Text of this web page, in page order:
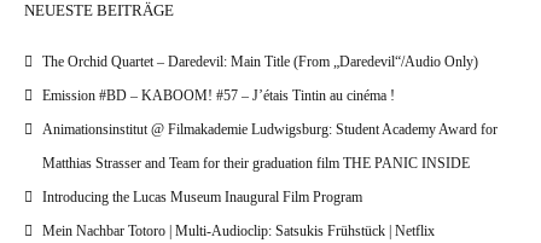
NEUESTE BEITRÄGE
The Orchid Quartet – Daredevil: Main Title (From „Daredevil“/Audio Only)
Emission #BD – KABOOM! #57 – J’étais Tintin au cinéma !
Animationsinstitut @ Filmakademie Ludwigsburg: Student Academy Award for
Matthias Strasser and Team for their graduation film THE PANIC INSIDE
Introducing the Lucas Museum Inaugural Film Program
Mein Nachbar Totoro | Multi-Audioclip: Satsukis Frühstück | Netflix